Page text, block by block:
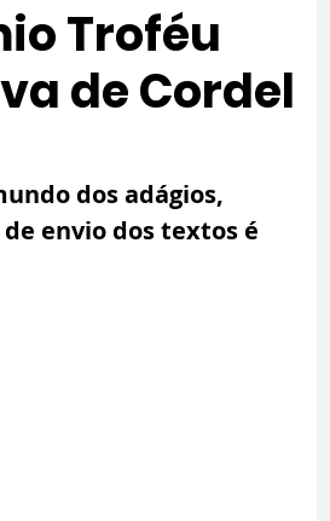
Troféu
de Cordel
dos adágios,
envio dos textos é